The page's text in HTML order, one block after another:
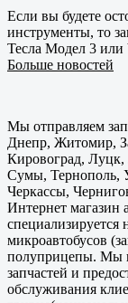
Если вы будете
инструменты, то
Тесла Модел 3 или
Больше новостей
Мы отправляем
Днепр, Житомир,
Кировоград, Луцк,
Сумы, Тернополь,
Черкассы,
Интернет магазин
специализируется
микроавтобусов
полуприцепы. Мы
запчастей и
обслуживания